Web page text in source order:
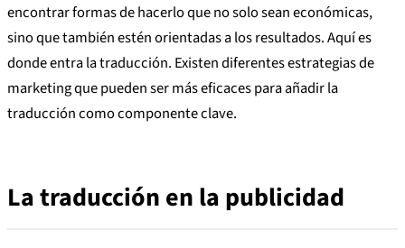
encontrar formas de hacerlo que no solo sean económicas,
sino que también estén orientadas a los resultados. Aquí es
donde entra la traducción. Existen diferentes estrategias de
marketing que pueden ser más eficaces para añadir la
traducción como componente clave.
La traducción en la publicidad